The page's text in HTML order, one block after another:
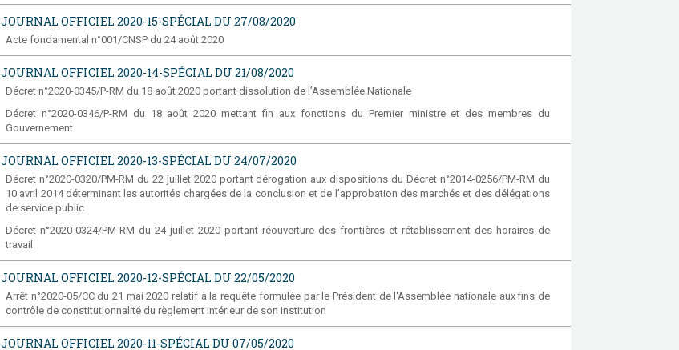
JOURNAL OFFICIEL 2020-15-SPÉCIAL DU 27/08/2020
Acte fondamental n°001/CNSP du 24 août 2020
JOURNAL OFFICIEL 2020-14-SPÉCIAL DU 21/08/2020
Décret n°2020-0345/P-RM du 18 août 2020 portant dissolution de l’Assemblée Nationale
Décret n°2020-0346/P-RM du 18 août 2020 mettant fin aux fonctions du Premier ministre et des membres du
Gouvernement
JOURNAL OFFICIEL 2020-13-SPÉCIAL DU 24/07/2020
Décret n°2020-0320/PM-RM du 22 juillet 2020 portant dérogation aux dispositions du Décret n°2014-0256/PM-RM du
10 avril 2014 déterminant les autorités chargées de la conclusion et de l’approbation des marchés et des délégations
de service public
Décret n°2020-0324/PM-RM du 24 juillet 2020 portant réouverture des frontières et rétablissement des horaires de
travail
JOURNAL OFFICIEL 2020-12-SPÉCIAL DU 22/05/2020
Arrêt n°2020-05/CC du 21 mai 2020 relatif à la requête formulée par le Président de l'Assemblée nationale aux fins de
contrôle de constitutionnalité du règlement intérieur de son institution
JOURNAL OFFICIEL 2020-11-SPÉCIAL DU 07/05/2020